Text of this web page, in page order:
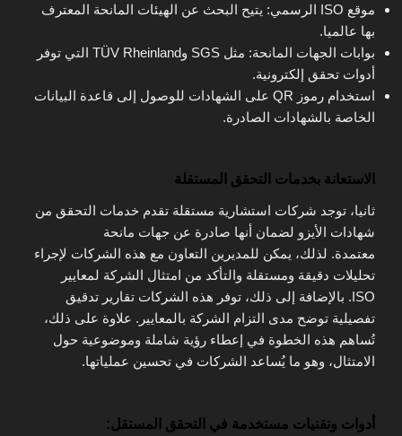
موقع ISO الرسمي: يتيح البحث عن الهيئات المانحة المعترف
بها عالميا.
بوابات الجهات المانحة: مثل SGS وTÜV Rheinland التي توفر
أدوات تحقق إلكترونية.
استخدام رموز QR على الشهادات للوصول إلى قاعدة البيانات
الخاصة بالشهادات الصادرة.
الاستعانة بخدمات التحقق المستقلة
ثانيا، توجد شركات استشارية مستقلة تقدم خدمات التحقق من
شهادات الأيزو لضمان أنها صادرة عن جهات مانحة
معتمدة. لذلك، يمكن للمديرين التعاون مع هذه الشركات لإجراء
تحليلات دقيقة ومستقلة والتأكد من امتثال الشركة لمعايير
ISO. بالإضافة إلى ذلك، توفر هذه الشركات تقارير تدقيق
تفصيلية توضح مدى التزام الشركة بالمعايير. علاوة على ذلك،
تُساهم هذه الخطوة في إعطاء رؤية شاملة وموضوعية حول
الامتثال، وهو ما يُساعد الشركات في تحسين عملياتها.
أدوات وتقنيات مستخدمة في التحقق المستقل: